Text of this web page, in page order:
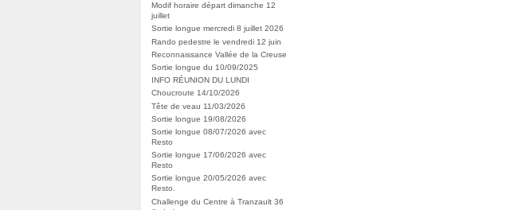
Modif horaire départ dimanche 12
juillet
Sortie longue mercredi 8 juillet 2026
Rando pedestre le vendredi 12 juin
Reconnaissance Vallée de la Creuse
Sortie longue du 10/09/2025
INFO RÉUNION DU LUNDI
Choucroute 14/10/2026
Tête de veau 11/03/2026
Sortie longue 19/08/2026
Sortie longue 08/07/2026 avec
Resto
Sortie longue 17/06/2026 avec
Resto
Sortie longue 20/05/2026 avec
Resto.
Challenge du Centre à Tranzault 36